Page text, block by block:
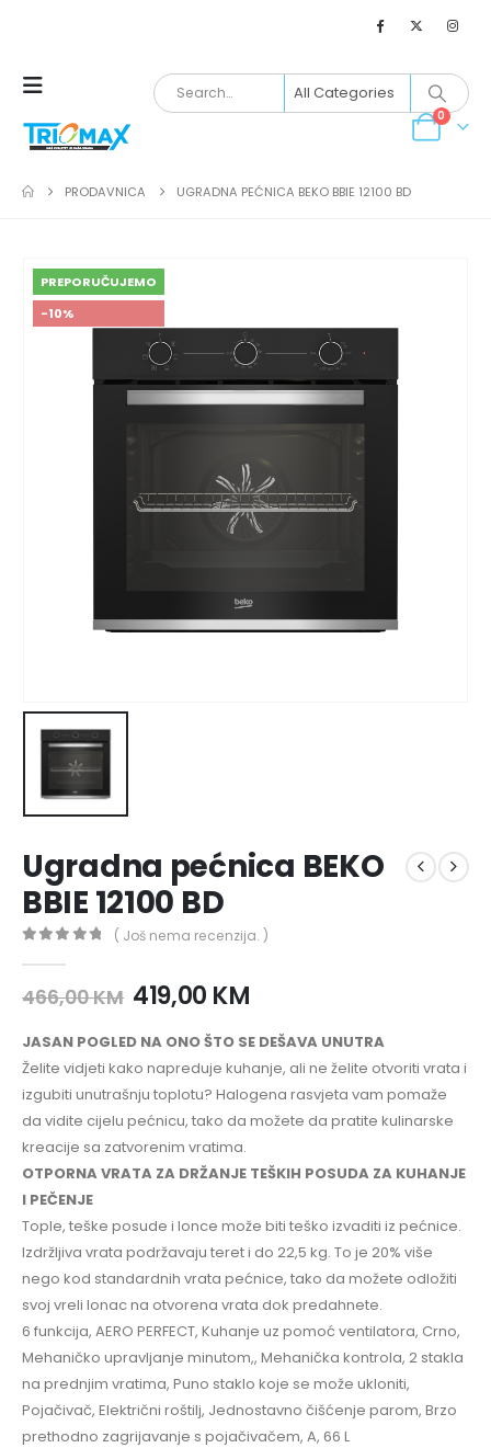
0
PRODAVNICA UGRADNA PEĆNICA BEKO BBIE 12100 BD
PREPORUČUJEMO
-10%
Ugradna pećnica BEKO
BBIE 12100 BD
( Još nema recenzija. )
466,00KM 419,00 KM
JASAN POGLED NA ONO ŠTO SE DEŠAVA UNUTRA
Želite vidjeti kako napreduje kuhanje, ali ne želite otvoriti vrata i
izgubiti unutrašnju toplotu? Halogena rasvjeta vam pomaže
da vidite cijelu pećnicu, tako da možete da pratite kulinarske
kreacije sa zatvorenim vratima.
OTPORNA VRATA ZA DRŽANJE TEŠKIH POSUDA ZA KUHANJE
I PEČENJE
Tople, teške posude i lonce može biti teško izvaditi iz pećnice.
Izdržljiva vrata podržavaju teret i do 22,5 kg. To je 20% više
nego kod standardnih vrata pećnice, tako da možete odložiti
svoj vreli lonac na otvorena vrata dok predahnete.
6 funkcija, AERO PERFECT, Kuhanje uz pomoć ventilatora, Crno,
Mehaničko upravljanje minutom,, Mehanička kontrola, 2 stakla
na prednjim vratima, Puno staklo koje se može ukloniti,
Pojačivač, Električni roštilj, Jednostavno čišćenje parom, Brzo
prethodno zagrijavanje s pojačivačem, A, 66 L